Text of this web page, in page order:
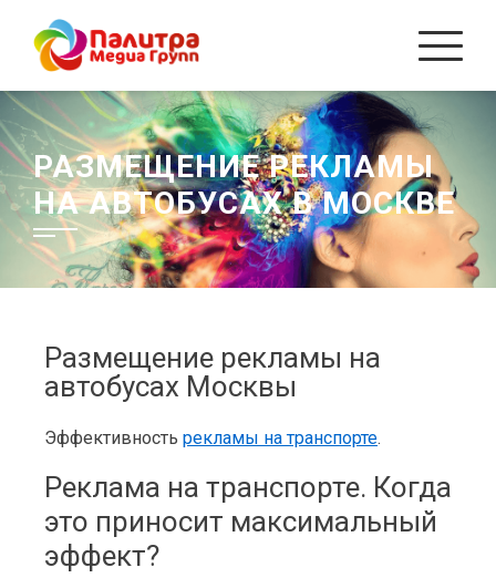
РАЗМЕЩЕНИЕ РЕКЛАМЫ
НА АВТОБУСАХ В МОСКВЕ
Размещение рекламы на
автобусах Москвы
Эффективность рекламы на транспорте.
Реклама на транспорте. Когда
это приносит максимальный
эффект?